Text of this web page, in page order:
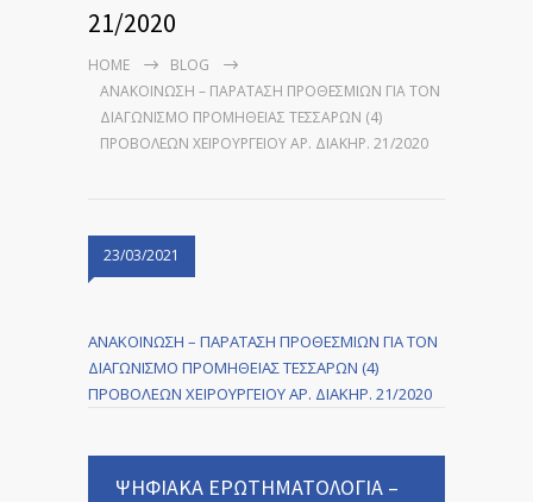
21/2020
HOME
BLOG
ΑΝΑΚΟΙΝΩΣΗ – ΠΑΡΑΤΑΣΗ ΠΡΟΘΕΣΜΙΩΝ ΓΙΑ ΤΟΝ
ΔΙΑΓΩΝΙΣΜΟ ΠΡΟΜΗΘΕΙΑΣ ΤΕΣΣΑΡΩΝ (4)
ΠΡΟΒΟΛΕΩΝ ΧΕΙΡΟΥΡΓΕΙΟΥ ΑΡ. ΔΙΑΚΗΡ. 21/2020
23/03/2021
ΑΝΑΚΟΙΝΩΣΗ – ΠΑΡΑΤΑΣΗ ΠΡΟΘΕΣΜΙΩΝ ΓΙΑ ΤΟΝ
ΔΙΑΓΩΝΙΣΜΟ ΠΡΟΜΗΘΕΙΑΣ ΤΕΣΣΑΡΩΝ (4)
ΠΡΟΒΟΛΕΩΝ ΧΕΙΡΟΥΡΓΕΙΟΥ ΑΡ. ΔΙΑΚΗΡ. 21/2020
ΨΗΦΙΑΚΑ ΕΡΩΤΗΜΑΤΟΛΟΓΙΑ –